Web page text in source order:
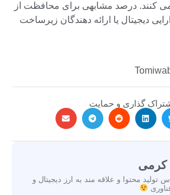
کنند. درصد مشابهی برای محافظت از
دیجیتال یا ارائه دهندگان زیرساخت
گذاری و حمایت
کرمی
تولید محتوا و علاقه مند به ارز دیجیتال و